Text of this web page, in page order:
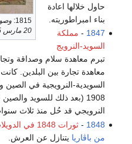
1815:
20 مارس 1815
حاول خلالها اعادة
بناء امبراطوريته.
1847
- مملكة
السويد-النرويج
تبرم معاهدة سلام وصداقة
معاهدة تجارة بين البلدين.
السويدية-النرويجية في الصين
1908 (بعد ذلك للسويد
النرويجي قد حُل منذ ثلاث
1848
-ثورات 1848 في الدويلات الألمانية
من باڤاريا يتنازل عن العرش.